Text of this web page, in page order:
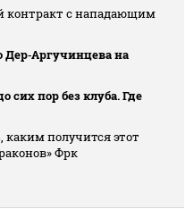
контракт с нападающим
Дер‑Аргучинцева на
сих пор без клуба. Где
получится этот
Фрк